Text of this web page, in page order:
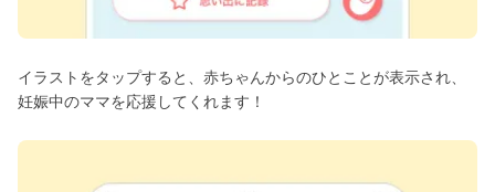
イラストをタップすると、赤ちゃんからのひとことが表示され、
妊娠中のママを応援してくれます！